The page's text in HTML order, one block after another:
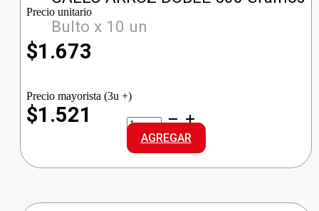
Bulto x 10 un
Precio unitario
$1.673
Precio mayorista (3u +)
$1.521
GALLO
ARROZ
DOBLE
cantidad
AGREGAR